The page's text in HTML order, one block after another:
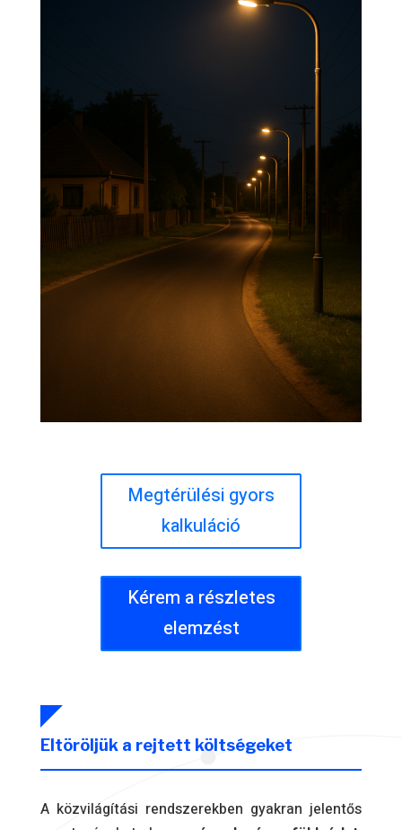
Megtérülési gyors
kalkuláció
Kérem a részletes
elemzést
Eltöröljük a rejtett költségeket
A közvilágítási rendszerekben gyakran jelentős